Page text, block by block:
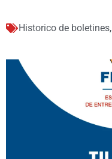
Historico de boletines,